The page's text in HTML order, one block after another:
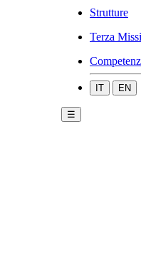
Strutture
Terza
IT EN
☰